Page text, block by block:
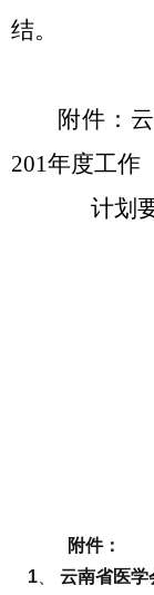
结。
附件：
201年度工作
计划
附件：
1
云南省医学